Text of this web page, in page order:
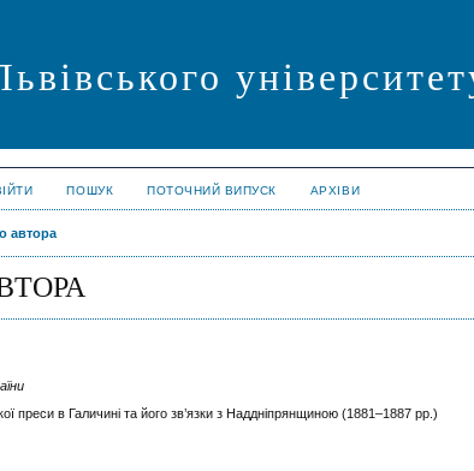
ПОШУК ПОТОЧНИЙ ВИПУСК АРХІВИ
автора
преси в Галичині та його зв’язки з Наддніпрянщиною (1881–1887 рр.)